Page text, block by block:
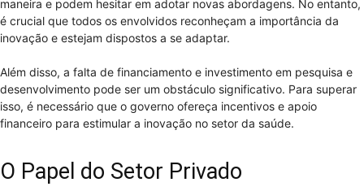
maneira e podem hesitar em adotar novas abordagens. No entanto,
é crucial que todos os envolvidos reconheçam a importância da
inovação e estejam dispostos a se adaptar.
Além disso, a falta de financiamento e investimento em pesquisa e
desenvolvimento pode ser um obstáculo significativo. Para superar
isso, é necessário que o governo ofereça incentivos e apoio
financeiro para estimular a inovação no setor da saúde.
O Papel do Setor Privado